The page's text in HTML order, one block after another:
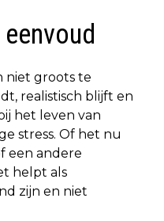
niet groots te
realistisch blijft en
het leven van
stress. Of het nu
een andere
helpt als
zijn en niet